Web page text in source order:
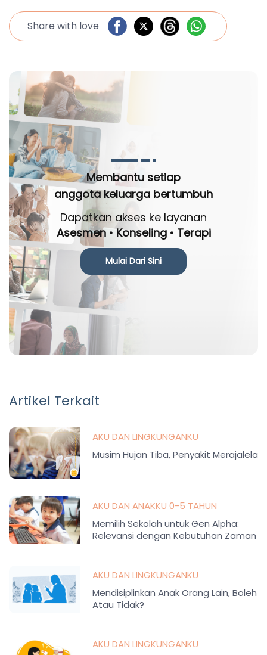
Share with love
Membantu setiap
anggota keluarga bertumbuh
Dapatkan akses ke layanan
Asesmen • Konseling • Terapi
Mulai Dari Sini
Artikel Terkait
AKU DAN LINGKUNGANKU
Musim Hujan Tiba, Penyakit Merajalela
AKU DAN ANAKKU 0-5 TAHUN
Memilih Sekolah untuk Gen Alpha:
Relevansi dengan Kebutuhan Zaman
AKU DAN LINGKUNGANKU
Mendisiplinkan Anak Orang Lain, Boleh
Atau Tidak?
AKU DAN LINGKUNGANKU